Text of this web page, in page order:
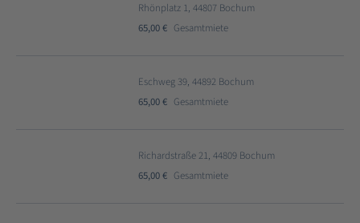
Rhönplatz 1, 44807 Bochum
65,00 € Gesamtmiete
Eschweg 39, 44892 Bochum
65,00 € Gesamtmiete
Richardstraße 21, 44809 Bochum
65,00 € Gesamtmiete